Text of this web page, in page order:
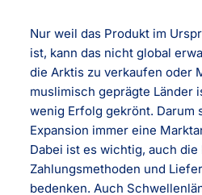
Nur weil das Produkt im
ist, kann das nicht global
die Arktis zu verkaufen oder
muslimisch geprägte Länder
wenig Erfolg gekrönt. Darum
Expansion immer eine
Dabei ist es wichtig, auch
Zahlungsmethoden und
bedenken. Auch